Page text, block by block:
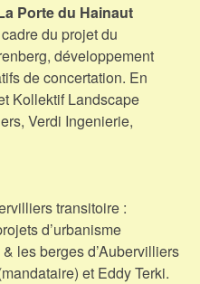
Porte du Hainaut
du projet du
développement
de concertation. En
Kollektif Landscape
Verdi Ingenierie,
transitoire :
d’urbanisme
les berges d’Aubervilliers
et Eddy Terki.